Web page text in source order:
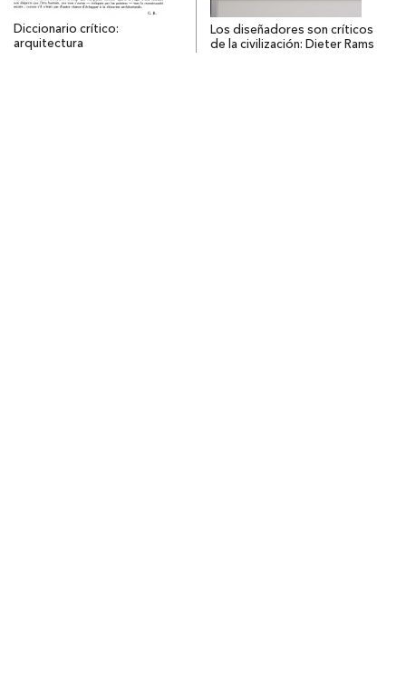
Diccionario crítico:
arquitectura
Los diseñadores son críticos
de la civilización: Dieter Rams